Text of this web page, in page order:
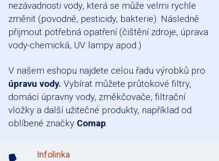
nezávadnosti vody, která se může velmi rychle
změnit (povodně, pesticidy, bakterie). Následně
přijmout potřebná opatření (čištění zdroje, úprava
vody-chemická, UV lampy apod.)
V našem eshopu najdete celou řadu výrobků pro
úpravu vody.Vybírat můžete průtokové filtry,
domácí úpravny vody, změkčovače, filtrační
vložky a další užitečné produkty, například od
oblíbené značky Comap.
Infolinka